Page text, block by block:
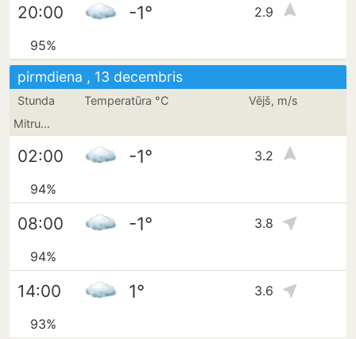
20:00 -1° 2.9
95%
pirmdiena , 13 decembris
Stunda Temperatūra °C
Vējš, m/s
Mitrums
02:00 -1° 3.2
94%
08:00 -1° 3.8
94%
14:00 1° 3.6
93%